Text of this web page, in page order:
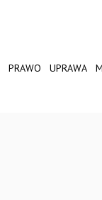
PRAWO UPRAWA